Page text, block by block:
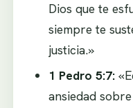
Dios que te
siempre te
justicia.»
1 Pedro 5:7:
ansiedad